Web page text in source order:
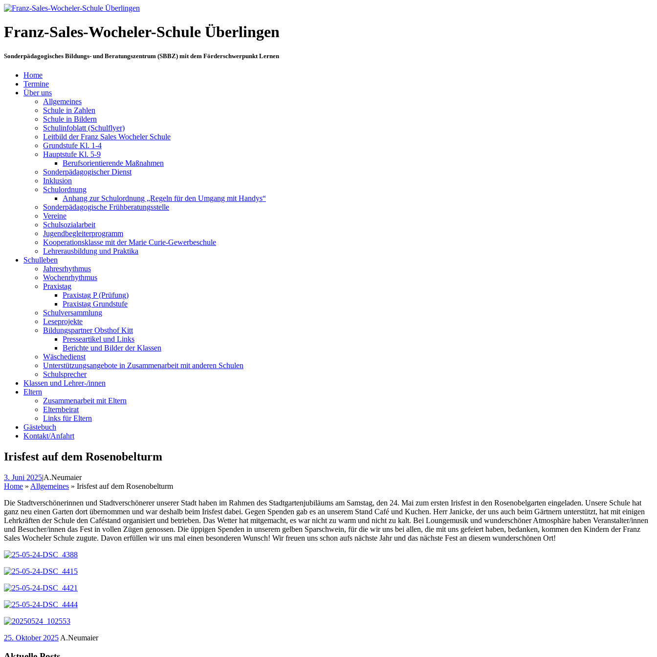
Franz-Sales-Wocheler-Schule Überlingen
Sonderpädagogisches Bildungs- und Beratungszentrum (SBBZ) mit dem Förderschwerpunkt Lernen
Home
Termine
Über uns
Allgemeines
Schule in Zahlen
Schule in Bildern
Schulinfoblatt (Schulflyer)
Leitbild der Franz Sales Wocheler Schule
Grundstufe Kl. 1-4
Hauptstufe Kl. 5-9
Berufsorientierende Maßnahmen
Sonderpädagogischer Dienst
Inklusion
Schulordnung
Anhang zur Schulordnung „Regeln für den Umgang mit Handys“
Sonderpädagogische Frühberatungsstelle
Vereine
Schulsozialarbeit
Jugendbegleiterprogramm
Kooperationsklasse mit der Marie Curie-Gewerbeschule
Lehrerausbildung und Praktika
Schulleben
Jahresrhythmus
Wochenrhythmus
Praxistag
Praxistag P (Prüfung)
Praxistag Grundstufe
Schulversammlung
Leseprojekte
Bildungspartner Obsthof Kitt
Presseartikel und Links
Berichte und Bilder der Klassen
Wäschedienst
Unterstützungsangebote in Zusammenarbeit mit anderen Schulen
Schulsprecher
Klassen und Lehrer-/innen
Eltern
Zusammenarbeit mit Eltern
Elternbeirat
Links für Eltern
Gästebuch
Kontakt/Anfahrt
Irisfest auf dem Rosenobelturm
3. Juni 2025|A.Neumaier
Home » Allgemeines » Irisfest auf dem Rosenobelturm
Die Stadtverschönerinnen und Stadtverschönerer unserer Stadt haben im Rahmen des Stadtgartenjubiläums am Samstag, den 24. Mai zum ersten Irisfest in den Rosenobelgarten eingeladen. Unsere Schule hat
ganz neu einen Garten dort übernommen und war deshalb beim Irisfest dabei. Gegen Spenden gab es an unserem Stand Café und Kuchen. Herr Janicke, der uns auch beim Gärtnern unterstützt, hat mit einigen
Lehrkräften der Schule den Caféstand organisiert und betrieben. Das Wetter hat mitgemacht, es war nicht zu warm und nicht zu kalt. Bei Loungemusik und wunderschöner Atmosphäre haben Veranstalter/innen
und Besucher/innen das Fest in vollen Zügen genossen. Die üppigen Spenden in unserem gelben Sparschwein, für die wir uns bei allen, die mit uns gefeiert haben, bedanken, kommen den Kindern der Franz
Sales Wocheler Schule zugute. Davon erfüllen wir uns mal einen besonderen Wunsch! Wir freuen uns schon aufs nächste Jahr und das nächste Fest an diesem wunderschönen Ort!
25. Oktober 2025 A.Neumaier